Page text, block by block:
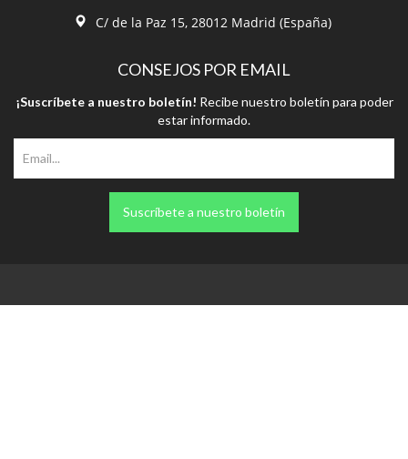
C/ de la Paz 15, 28012 Madrid (España)
CONSEJOS POR EMAIL
¡Suscríbete a nuestro boletín! Recibe nuestro boletín para poder
estar informado.
Suscríbete a nuestro boletín